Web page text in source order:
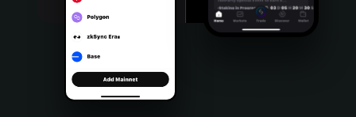
Português (Brasil)
Español (Argentina)